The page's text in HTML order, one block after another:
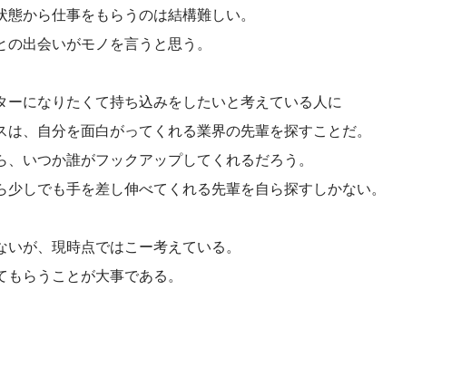
から仕事をもらうのは結構難しい。
の出会いがモノを言うと思う。
ーになりたくて持ち込みをしたいと考えている人に
、自分を面白がってくれる業界の先輩を探すことだ。
、いつか誰がフックアップしてくれるだろう。
少しでも手を差し伸べてくれる先輩を自ら探すしかない。
が、現時点ではこー考えている。
らうことが大事である。